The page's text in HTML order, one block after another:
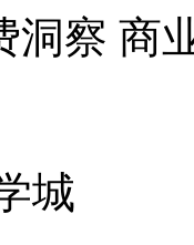
洞察 商
城